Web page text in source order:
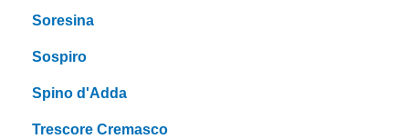
Soresina
Sospiro
Spino d'Adda
Trescore Cremasco